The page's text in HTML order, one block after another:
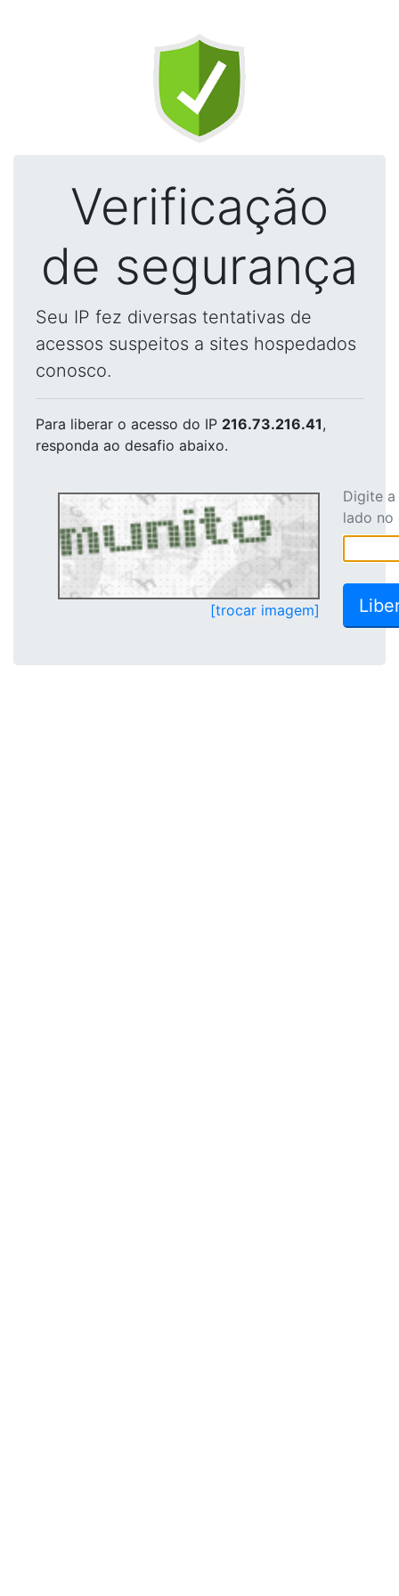
Verificação
de segurança
Seu IP fez diversas tentativas de
acessos suspeitos a sites hospedados
conosco.
Para liberar o acesso do IP 216.73.216.41,
responda ao desafio abaixo.
[trocar imagem]
Digite
lado no